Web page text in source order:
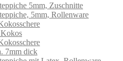
5mm, Zuschnitte
5mm, Rollenware
Kokos
7mm dick